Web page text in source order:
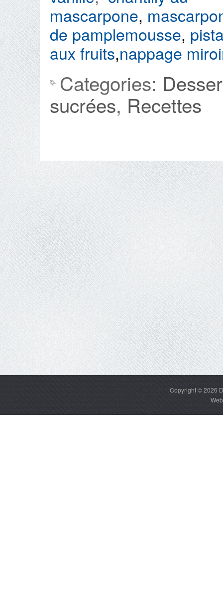
mascarpone,
de pamplemousse,
aux fruits,nappage
Categories:
sucrées, Recettes
Copyright © 2026